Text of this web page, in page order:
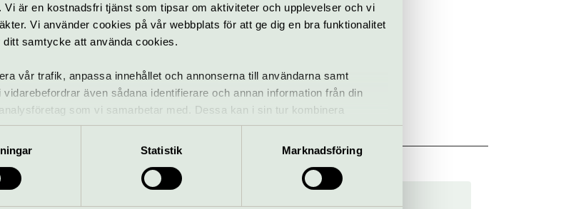
Vi är en kostnadsfri tjänst som tipsar om aktiviteter och upplevelser och vi
Vi använder cookies på vår webbplats för att ge dig en bra funktionalitet
samtycke att använda cookies.
vår trafik, anpassa innehållet och annonserna till användarna samt
även sådana identifierare och annan information från din
som vi samarbetar med. Dessa kan i sin tur kombinera
tillhandahållit eller som de har samlat in när du har använt deras tjänster.
Statistik Marknadsföring
– Konserthuset Stockholm